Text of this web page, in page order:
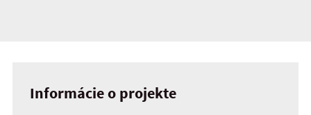
Informácie o projekte